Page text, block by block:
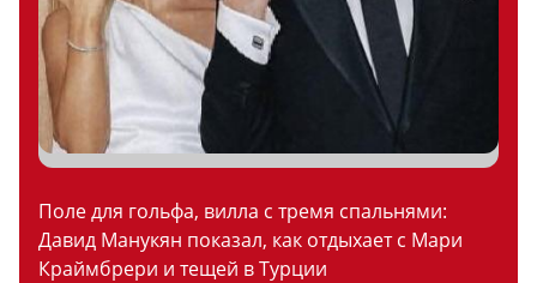
Поле для гольфа, вилла с тремя спальнями:
Давид Манукян показал, как отдыхает с Мари
Краймбрери и тещей в Турции